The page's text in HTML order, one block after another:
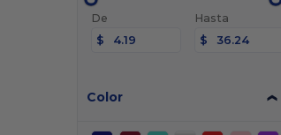
De
$
Hasta
$
Color